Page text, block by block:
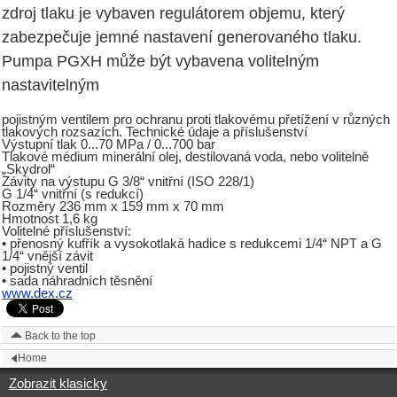
zdroj tlaku je vybaven regulátorem objemu, který
zabezpečuje jemné nastavení generovaného tlaku.
Pumpa PGXH může být vybavena volitelným
nastavitelným
pojistným ventilem pro ochranu proti tlakovému přetížení v různých
tlakových rozsazích. Technické údaje a příslušenství
Výstupní tlak 0...70 MPa / 0...700 bar
Tlakové médium minerální olej, destilovaná voda, nebo volitelně
„Skydrol“
Závity na výstupu G 3/8“ vnitřní (ISO 228/1)
G 1/4“ vnitřní (s redukcí)
Rozměry 236 mm x 159 mm x 70 mm
Hmotnost 1,6 kg
Volitelné příslušenství:
• přenosný kufřík a vysokotlaká hadice s redukcemi 1/4“ NPT a G
1/4“ vnější závit
• pojistný ventil
• sada náhradních těsnění
www.dex.cz
Back to the top
Home
Zobrazit klasicky